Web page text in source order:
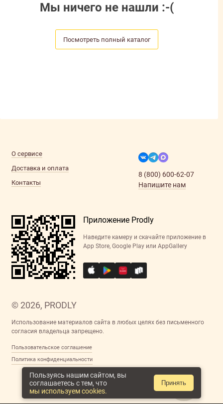
Пользуясь нашим сайтом, вы
соглашаетесь с тем, что
мы используем cookies.
Принять
Мы ничего не нашли :-(
Посмотреть полный каталог
© 2026, PRODLY
Использование материалов сайта в любых целях без письменного
согласия владельца запрещено.
Пользовательское соглашение
Политика конфиденциальности
О сервисе
Доставка и оплата
Контакты
8 (800) 600-62-07
Напишите нам
Приложение Prodly
Наведите камеру и скачайте приложение в
App Store, Google Play или AppGallery